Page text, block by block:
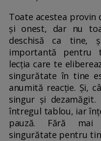
Toate acestea
și onest, dar nu
deschisă ca tine,
importantă pentru
lecția care te
singurătate în tine
anumită reacție. Și,
singur și
întregul tablou, iar
pauză. Fără
singurătate pentru